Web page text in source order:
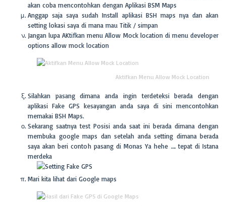
akan coba mencontohkan dengan Aplikasi BSM Maps
Anggap saja saya sudah Install aplikasi BSH maps nya dan akan
setting lokasi saya di mana mau Titik / simpan
Jangan lupa AKtifkan menu Allow Mock location di menu developer
options allow mock location
Aktifkan Menu Allow Mock Location
Silahkan pasang dimana anda ingin terdeteksi berada dengan
aplikasi Fake GPS kesayangan anda saya di sini mencontohkan
memakai BSH Maps.
Sekarang saatnya test Posisi anda saat ini berada dimana dengan
membuka google maps dan setelah anda setting dimana berada
saya akan beri contoh pasang di Monas Ya hehe …. tepat di Istana
merdeka
Mari kita lihat dari Google maps